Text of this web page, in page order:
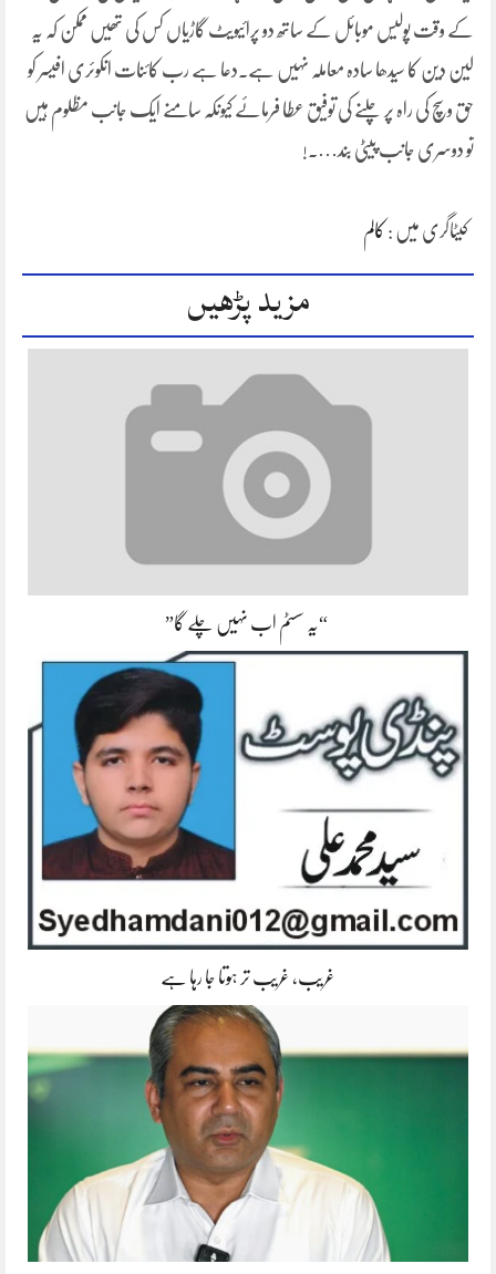
کے وقت پولیس موبائل کے ساتھ دو پرائیویٹ گاڑیاں کس کی تھیں ممکن کہ یہ
لین دین کا سیدھا سادہ معاملہ نہیں ہے۔دعا ہے رب کائنات انکوئری افیسر کو
حق وسچ کی راہ پر چلنے کی توفیق عطا فرمائے کیونکہ سامنے ایک جانب مظلوم ہیں
تو دوسری جانب پیٹی بند….!
کیٹاگری میں : کالم
مزید پڑھیں
“یہ سسٹم اب نہیں چلے گا”
غریب، غریب تر ہوتا جا رہا ہے